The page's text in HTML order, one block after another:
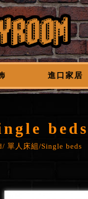
進口家居
單人床組/Single beds